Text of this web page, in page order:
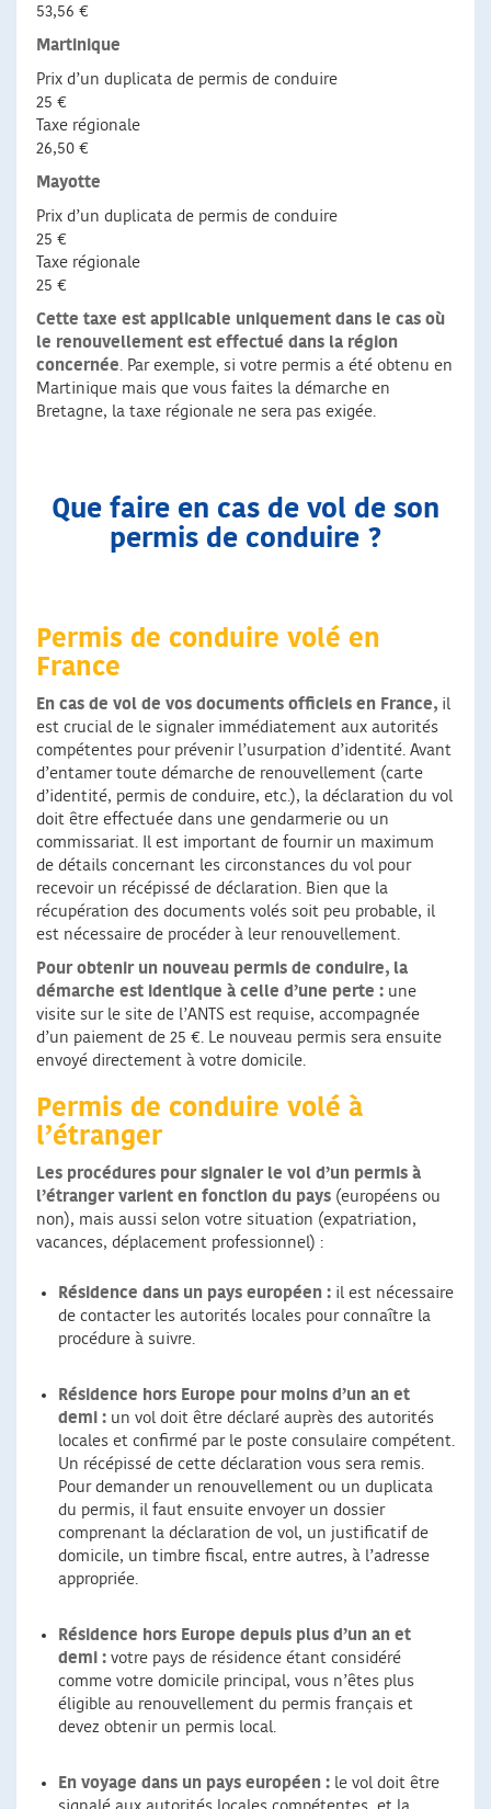
53,56 €
Martinique
Prix d’un duplicata de permis de conduire
25 €
Taxe régionale
26,50 €
Mayotte
Prix d’un duplicata de permis de conduire
25 €
Taxe régionale
25 €
Cette taxe est applicable uniquement dans le cas où
le renouvellement est effectué dans la région
concernée. Par exemple, si votre permis a été obtenu en
Martinique mais que vous faites la démarche en
Bretagne, la taxe régionale ne sera pas exigée.
Que faire en cas de vol de son
permis de conduire ?
Permis de conduire volé en
France
En cas de vol de vos documents officiels en France, il
est crucial de le signaler immédiatement aux autorités
compétentes pour prévenir l’usurpation d’identité. Avant
d’entamer toute démarche de renouvellement (carte
d’identité, permis de conduire, etc.), la déclaration du vol
doit être effectuée dans une gendarmerie ou un
commissariat. Il est important de fournir un maximum
de détails concernant les circonstances du vol pour
recevoir un récépissé de déclaration. Bien que la
récupération des documents volés soit peu probable, il
est nécessaire de procéder à leur renouvellement.
Pour obtenir un nouveau permis de conduire, la
démarche est identique à celle d’une perte : une
visite sur le site de l’ANTS est requise, accompagnée
d’un paiement de 25 €. Le nouveau permis sera ensuite
envoyé directement à votre domicile.
Permis de conduire volé à
l’étranger
Les procédures pour signaler le vol d’un permis à
l’étranger varient en fonction du pays (européens ou
non), mais aussi selon votre situation (expatriation,
vacances, déplacement professionnel) :
Résidence dans un pays européen : il est nécessaire
de contacter les autorités locales pour connaître la
procédure à suivre.
Résidence hors Europe pour moins d’un an et
demi : un vol doit être déclaré auprès des autorités
locales et confirmé par le poste consulaire compétent.
Un récépissé de cette déclaration vous sera remis.
Pour demander un renouvellement ou un duplicata
du permis, il faut ensuite envoyer un dossier
comprenant la déclaration de vol, un justificatif de
domicile, un timbre fiscal, entre autres, à l’adresse
appropriée.
Résidence hors Europe depuis plus d’un an et
demi : votre pays de résidence étant considéré
comme votre domicile principal, vous n’êtes plus
éligible au renouvellement du permis français et
devez obtenir un permis local.
En voyage dans un pays européen : le vol doit être